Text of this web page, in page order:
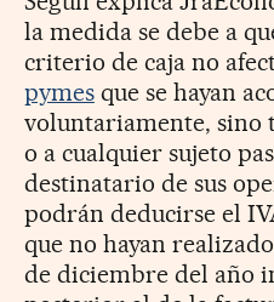
la medida se debe a
criterio de caja no
pymesque se hayan
voluntariamente, sino
o a cualquier sujeto
destinatario de sus
podrán deducirse el
que no hayan
de diciembre del año